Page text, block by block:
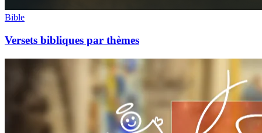
Bible
Versets bibliques par thèmes